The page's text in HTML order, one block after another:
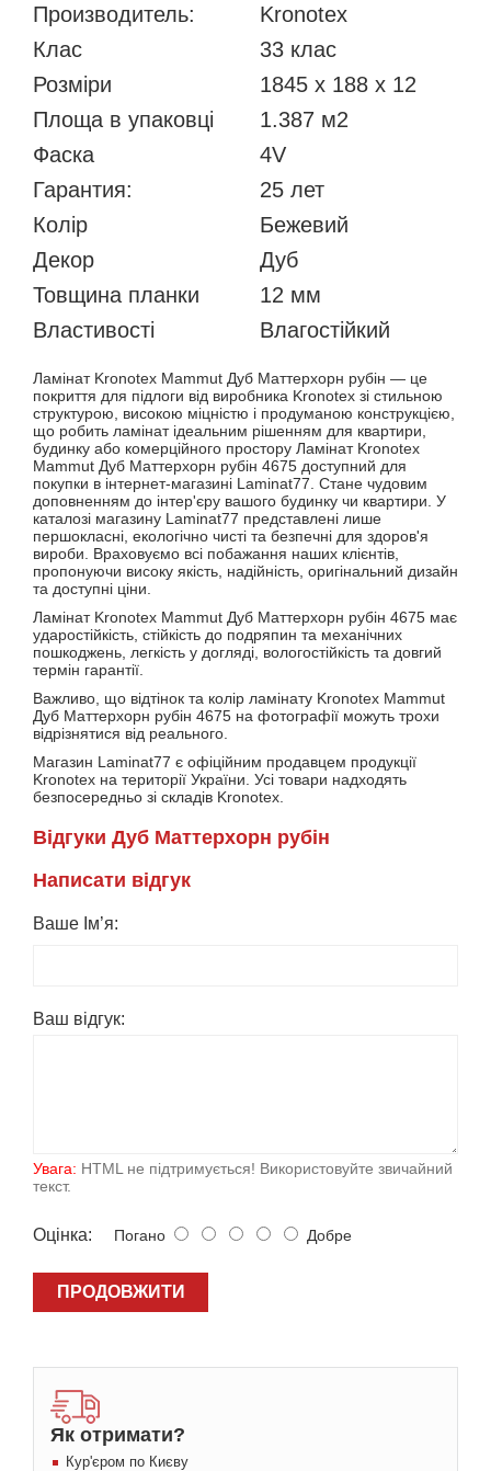
Производитель:
Kronotex
Клас
33 клас
Розміри
1845 x 188 x 12
Площа в упаковці
1.387 м2
Фаска
4V
Гарантия:
25 лет
Колiр
Бежевий
Декор
Дуб
Товщина планки
12 мм
Властивості
Влагостійкий
Ламінат Kronotex Mammut Дуб Маттерхорн рубін — це
покриття для підлоги від виробника Kronotex зі стильною
структурою, високою міцністю і продуманою конструкцією,
що робить ламінат ідеальним рішенням для квартири,
будинку або комерційного простору Ламінат Kronotex
Mammut Дуб Маттерхорн рубін 4675 доступний для
покупки в інтернет-магазині Laminat77. Стане чудовим
доповненням до інтер'єру вашого будинку чи квартири. У
каталозі магазину Laminat77 представлені лише
першокласні, екологічно чисті та безпечні для здоров'я
вироби. Враховуємо всі побажання наших клієнтів,
пропонуючи високу якість, надійність, оригінальний дизайн
та доступні ціни.
Ламінат Kronotex Mammut Дуб Маттерхорн рубін 4675 має
ударостійкість, стійкість до подряпин та механічних
пошкоджень, легкість у догляді, вологостійкість та довгий
термін гарантії.
Важливо, що відтінок та колір ламінату Kronotex Mammut
Дуб Маттерхорн рубін 4675 на фотографії можуть трохи
відрізнятися від реального.
Магазин Laminat77 є офіційним продавцем продукції
Kronotex на території України. Усі товари надходять
безпосередньо зі складів Kronotex.
Вiдгуки Дуб Маттерхорн рубін
Написати вiдгук
Ваше Ім’я:
Ваш вiдгук:
Увага: HTML не підтримується! Використовуйте звичайний
текст.
Оцiнка: Погано Добре
ПРОДОВЖИТИ
Як отримати?
Кур'єром по Києву